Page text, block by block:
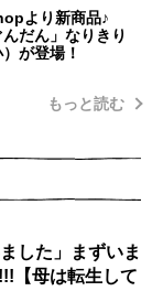
より新商品♪
んだん」なりきり
が登場！
もっと読む
した」まずいま
【母は転生して